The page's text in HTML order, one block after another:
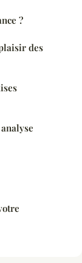
?
des